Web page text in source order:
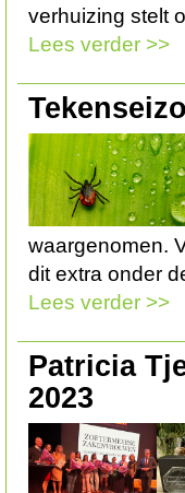
verhuizing stelt
Lees verder >>
waargenomen.
dit extra onder
Lees verder >>
Patricia
2023